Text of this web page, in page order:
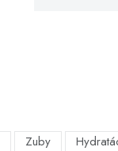
Zuby